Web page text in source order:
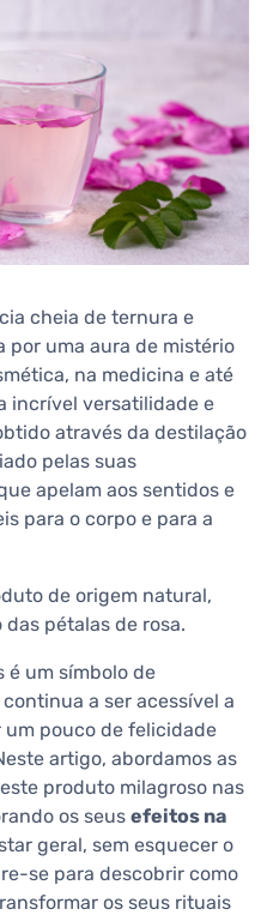
cheia de ternura e
por uma aura de mistério
na medicina e até
incrível versatilidade e
através da destilação
pelas suas
apelam aos sentidos e
para o corpo e para a
de origem natural,
pétalas de rosa.
é um símbolo de
a ser acessível a
um pouco de felicidade
artigo, abordamos as
produto milagroso nas
os seus efeitos na
geral, sem esquecer o
se para descobrir como
os seus rituais